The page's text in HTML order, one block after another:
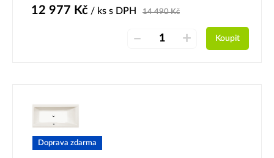
12 977 Kč / ks s DPH 14 490Kč
– + Koupit
Doprava zdarma